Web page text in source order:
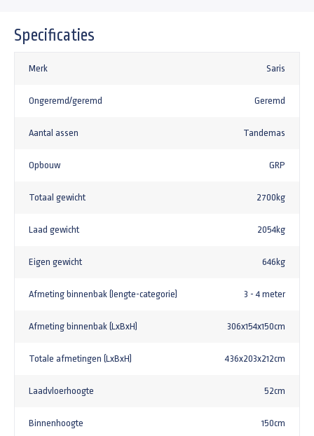
Specificaties
Merk Saris
Ongeremd/geremd Geremd
Aantal assen Tandemas
Opbouw GRP
Totaal gewicht 2700kg
Laad gewicht 2054kg
Eigen gewicht 646kg
Afmeting binnenbak (lengte-categorie) 3 - 4 meter
Afmeting binnenbak (LxBxH) 306x154x150cm
Totale afmetingen (LxBxH) 436x203x212cm
Laadvloerhoogte 52cm
Binnenhoogte 150cm